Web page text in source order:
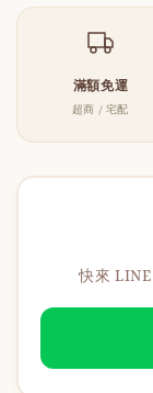
滿額免運
超商 / 宅配
快來